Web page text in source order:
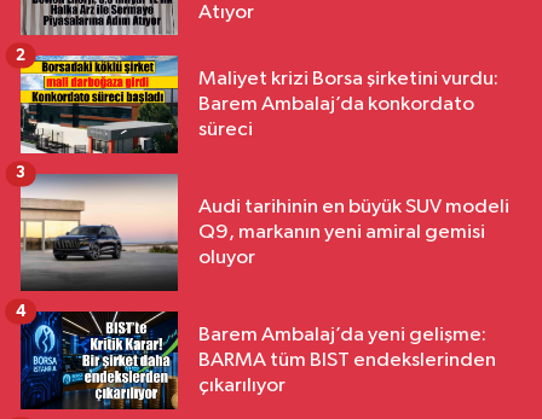
Atıyor
Maliyet krizi Borsa şirketini vurdu:
Barem Ambalaj’da konkordato
süreci
2
Audi tarihinin en büyük SUV modeli
Q9, markanın yeni amiral gemisi
oluyor
3
Barem Ambalaj’da yeni gelişme:
BARMA tüm BIST endekslerinden
çıkarılıyor
4